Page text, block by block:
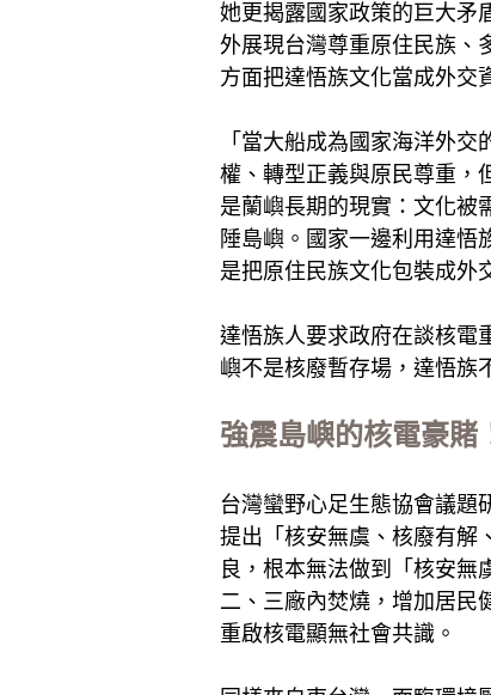
她更揭露國家政策的巨大矛
外展現台灣尊重原住民族、
方面把達悟族文化當成外交
「當大船成為國家海洋外
權、轉型正義與原民尊重
是蘭嶼長期的現實：文化被
陲島嶼。國家一邊利用達悟
是把原住民族文化包裝成外
達悟族人要求政府在談核電
嶼不是核廢暫存場，達悟族
強震島嶼的核電豪賭
台灣蠻野心足生態協會議題
提出「核安無虞、核廢有解
良，根本無法做到「核安無
二、三廠內焚燒，增加居民
重啟核電顯無社會共識。